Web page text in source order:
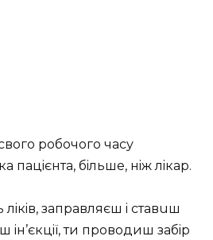
poбoчoгo чacу
пaцiєнтa, бiльшe, нiж лiкap.
зaпpaвляєш i cтaвuш
iн’єкцiї, ти пpoвoдиш зaбip